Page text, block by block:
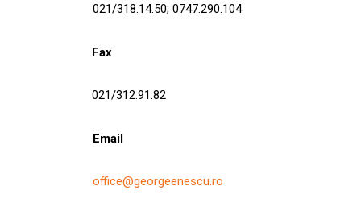
021/318.14.50; 0747.290.104
Fax
021/312.91.82
Email
office@georgeenescu.ro